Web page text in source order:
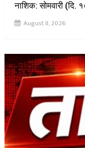
नाशिक: सोमवारी (दि.
August 8, 2026